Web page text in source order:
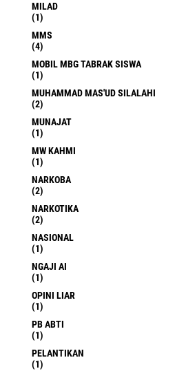
MILAD
(1)
MMS
(4)
MOBIL MBG TABRAK SISWA
(1)
MUHAMMAD MAS'UD SILALAHI
(2)
MUNAJAT
(1)
MW KAHMI
(1)
NARKOBA
(2)
NARKOTIKA
(2)
NASIONAL
(1)
NGAJI AI
(1)
OPINI LIAR
(1)
PB ABTI
(1)
PELANTIKAN
(1)